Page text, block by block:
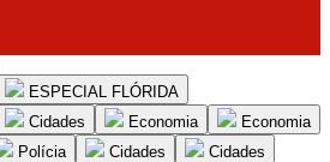
ESPECIAL FLÓRIDA
Cidades Economia
Economia
Polícia Cidades
Cidades